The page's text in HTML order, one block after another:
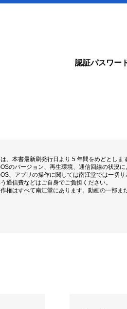
認証パスワー
、本書最新刷発行日より 5 年間をめどとし
のバージョン、再生環境、通信回線の状況
、アプリの操作に関しては南江堂では一切サ
通信費などはご自身でご負担ください。
作権はすべて南江堂にあります。動画の一部